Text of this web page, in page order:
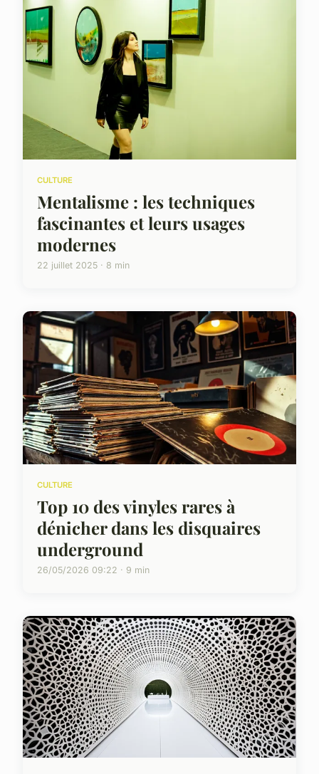
CULTURE
Mentalisme : les techniques
fascinantes et leurs usages
modernes
22 juillet 2025 · 8 min
CULTURE
Top 10 des vinyles rares à
dénicher dans les disquaires
underground
26/05/2026 09:22 · 9 min